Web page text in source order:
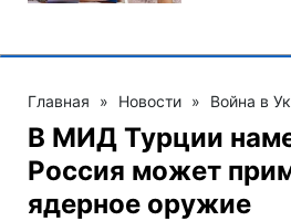
Главная » Новости » Война в
В МИД Турции
Россия может
ядерное оружие